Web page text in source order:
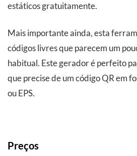
estáticos gratuitamente.
Mais importante ainda, esta
códigos livres que parecem um
habitual. Este gerador é perfeito
que precise de um código QR em
ou EPS.
Preços